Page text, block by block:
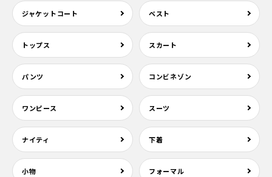
ジャケットコート ベスト
トップス スカート
パンツ コンビネゾン
ワンピース スーツ
ナイティ 下着
小物 フォーマル